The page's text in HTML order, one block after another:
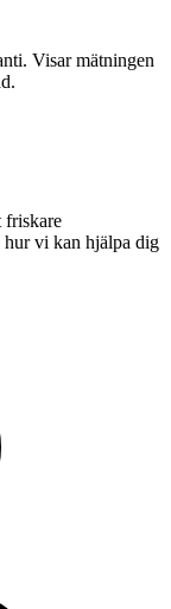
Visar mätningen
friskare
vi kan hjälpa dig